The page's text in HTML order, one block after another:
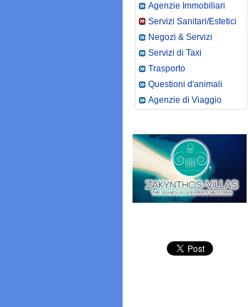
Agenzie Immobiliari
Servizi Sanitari/Estetici
Negozi & Servizi
Servizi di Taxi
Trasporto
Questioni d'animali
Agenzie di Viaggio